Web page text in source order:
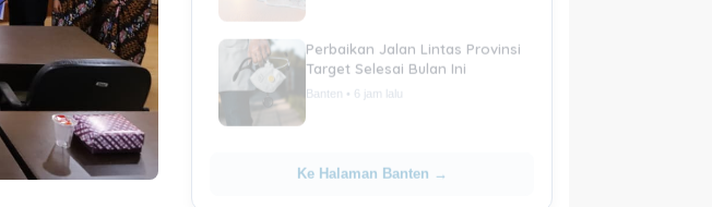
Perbaikan Jalan Lintas Provinsi
Target Selesai Bulan Ini
Banten • 6 jam lalu
Ke Halaman Banten →